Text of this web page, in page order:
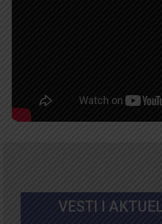
VESTI I